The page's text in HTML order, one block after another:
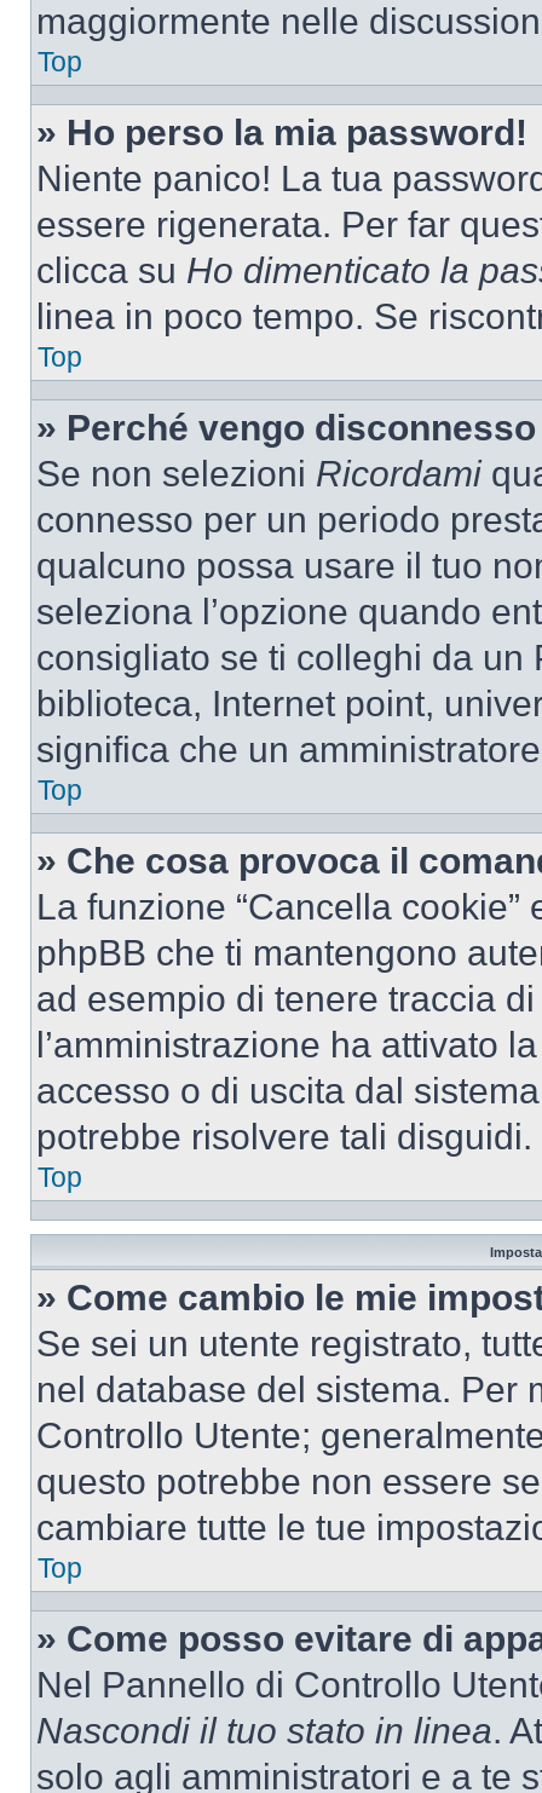
maggiormente nelle
Top
» Ho perso la mia password!
Niente panico! La tua
essere rigenerata. Per far
clicca su Ho dimenticato la
linea in poco tempo. Se
Top
» Perché vengo
Se non selezioni Ricordami
connesso per un periodo
qualcuno possa usare il tuo
seleziona l’opzione quando
consigliato se ti colleghi da un
biblioteca, Internet point,
significa che un
Top
» Che cosa provoca il
La funzione “Cancella
phpBB che ti mantengono
ad esempio di tenere traccia
l’amministrazione ha attivato
accesso o di uscita dal
potrebbe risolvere tali disguidi.
Top
» Come cambio le mie
Se sei un utente registrato,
nel database del sistema. Per
Controllo Utente;
questo potrebbe non essere
cambiare tutte le tue
Top
» Come posso evitare di
Nel Pannello di Controllo
Nascondi il tuo stato in linea.
solo agli amministratori e a te